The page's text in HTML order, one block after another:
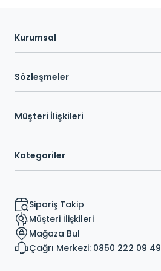
Kurumsal
Sözleşmeler
Müşteri İlişkileri
Kategoriler
Sipariş Takip
Müşteri İlişkileri
Mağaza Bul
Çağrı Merkezi: 0850 222 09 49